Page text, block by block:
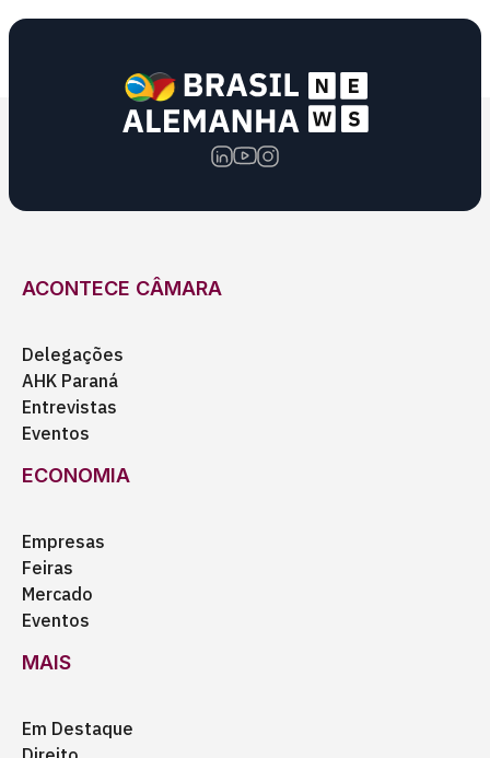
ACONTECE CÂMARA
Delegações
AHK Paraná
Entrevistas
Eventos
ECONOMIA
Empresas
Feiras
Mercado
Eventos
MAIS
Em Destaque